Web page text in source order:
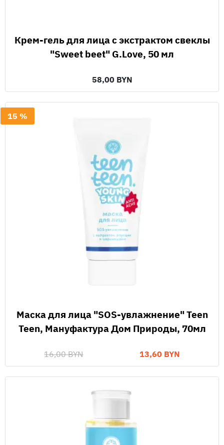
Крем-гель для лица с экстрактом свеклы
"Sweet beet" G.Love, 50 мл
58,00 BYN
15 %
Маска для лица "SOS-увлажнение" Teen
Teen, Мануфактура Дом Природы, 70мл
16,00 BYN 13,60 BYN